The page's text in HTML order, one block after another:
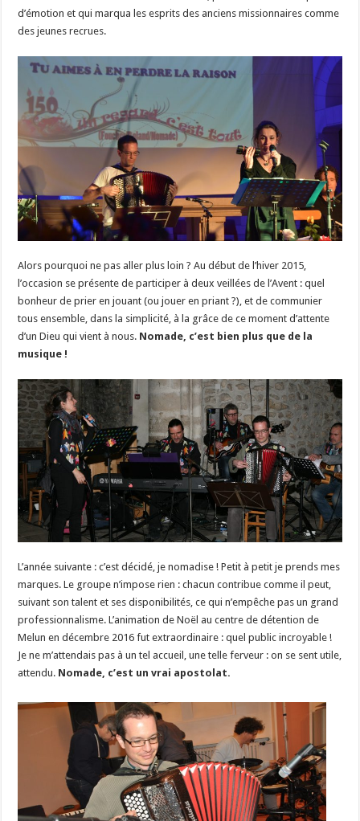
d’émotion et qui marqua les esprits des anciens missionnaires comme
des jeunes recrues.
Alors pourquoi ne pas aller plus loin ? Au début de l’hiver 2015,
l’occasion se présente de participer à deux veillées de l’Avent : quel
bonheur de prier en jouant (ou jouer en priant ?), et de communier
tous ensemble, dans la simplicité, à la grâce de ce moment d’attente
d’un Dieu qui vient à nous. Nomade, c’est bien plus que de la
musique !
L’année suivante : c’est décidé, je nomadise ! Petit à petit je prends mes
marques. Le groupe n’impose rien : chacun contribue comme il peut,
suivant son talent et ses disponibilités, ce qui n’empêche pas un grand
professionnalisme. L’animation de Noël au centre de détention de
Melun en décembre 2016 fut extraordinaire : quel public incroyable !
Je ne m’attendais pas à un tel accueil, une telle ferveur : on se sent utile,
attendu. Nomade, c’est un vrai apostolat.